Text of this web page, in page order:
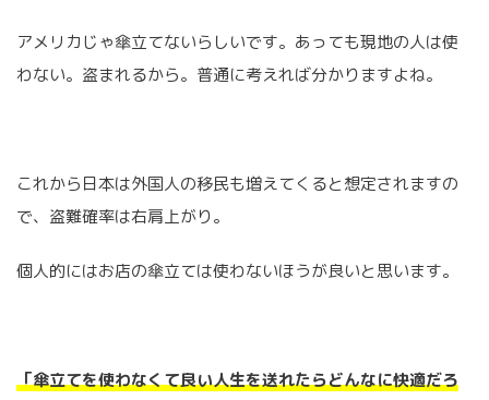
アメリカじゃ傘立てないらしいです。あっても現地の人は使
わない。盗まれるから。普通に考えれば分かりますよね。
これから日本は外国人の移民も増えてくると想定されますの
で、盗難確率は右肩上がり。
個人的にはお店の傘立ては使わないほうが良いと思います。
「傘立てを使わなくて良い人生を送れたらどんなに快適だろ